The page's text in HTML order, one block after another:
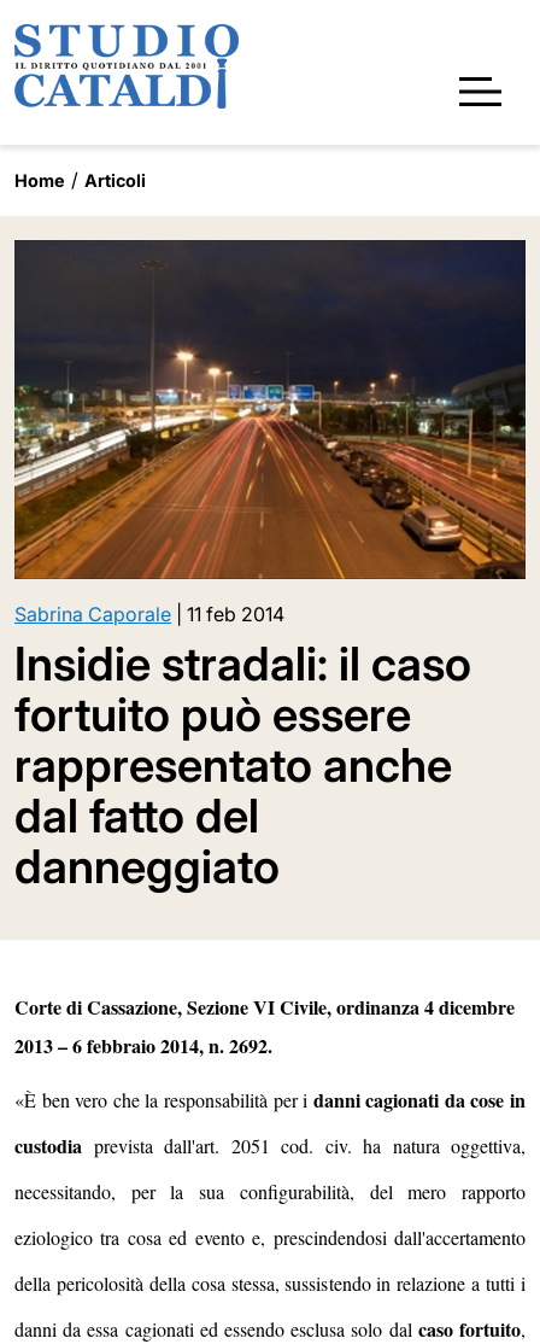
Home Articoli
Sabrina Caporale 11 feb 2014
Insidie stradali: il caso
fortuito può essere
rappresentato anche
dal fatto del
danneggiato
Corte di Cassazione, Sezione VI Civile, ordinanza 4 dicembre
2013 – 6 febbraio 2014, n. 2692.
«È ben vero che la responsabilità per i danni cagionati da cose in
custodia prevista dall'art. 2051 cod. civ. ha natura oggettiva,
necessitando, per la sua configurabilità, del mero rapporto
eziologico tra cosa ed evento e, prescindendosi dall'accertamento
della pericolosità della cosa stessa, sussistendo in relazione a tutti i
danni da essa cagionati ed essendo esclusa solo dal caso fortuito,